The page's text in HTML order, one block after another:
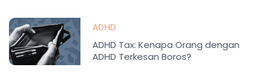
ADHD
ADHD Tax: Kenapa Orang dengan
ADHD Terkesan Boros?